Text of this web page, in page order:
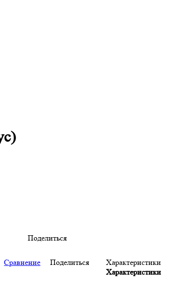
Поделиться
Сравнение Поделиться
Характеристики
Характеристики